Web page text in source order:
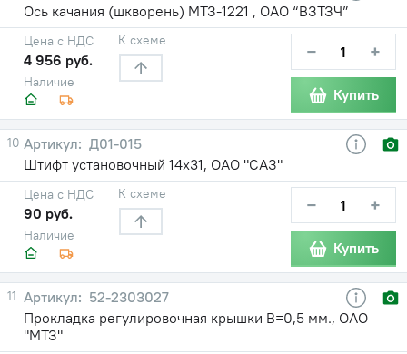
Ось качания (шкворень) МТЗ-1221 , ОАО “ВЗТЗЧ”
Наличие
Цена с НДС
4 956 руб.
К схеме − +
Купить
10
Д01-015
Штифт установочный 14х31, ОАО "САЗ"
Наличие
Цена с НДС
90 руб.
К схеме − +
Купить
11
52-2303027
Прокладка регулировочная крышки В=0,5 мм., ОАО
"МТЗ"